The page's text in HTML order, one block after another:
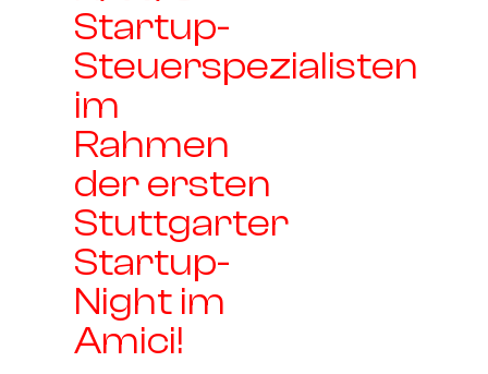
Startup-
Steuerspezialisten
im
Rahmen
der ersten
Stuttgarter
Startup-
Night im
Amici!